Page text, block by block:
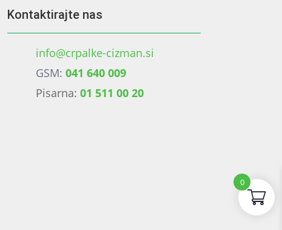
Kontaktirajte nas
info@crpalke-cizman.si
GSM:041 640 009
Pisarna:01 511 00 20
0